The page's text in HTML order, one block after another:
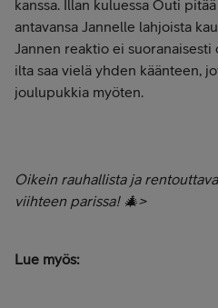
kanssa. Illan kuluessa Outi
antavansa Jannelle lahjoista
Jannen reaktio ei
ilta saa vielä yhden käänteen,
joulupukkia myöten.
Oikein rauhallista ja
viihteen parissa! 🎄>
Lue myös: